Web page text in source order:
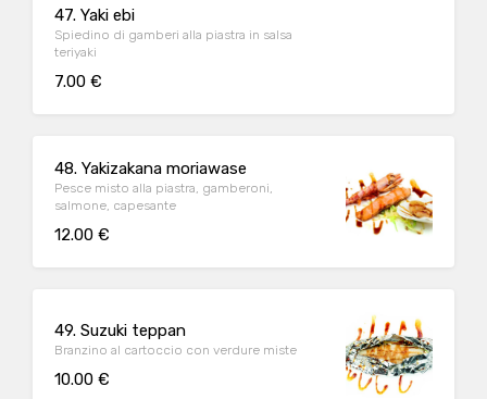
47. Yaki ebi
Spiedino di gamberi alla piastra in salsa
teriyaki
7.00 €
48. Yakizakana moriawase
Pesce misto alla piastra, gamberoni,
salmone, capesante
12.00 €
49. Suzuki teppan
Branzino al cartoccio con verdure miste
10.00 €